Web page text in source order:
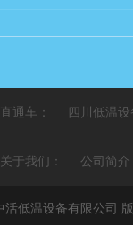
直通车： 四川低温
关于我们： 公司简介
低温设备有限公司